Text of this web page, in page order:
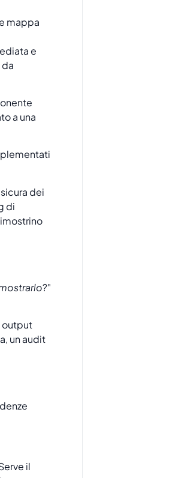
mappa
e
a una
dei
di
?"
output
un audit
il